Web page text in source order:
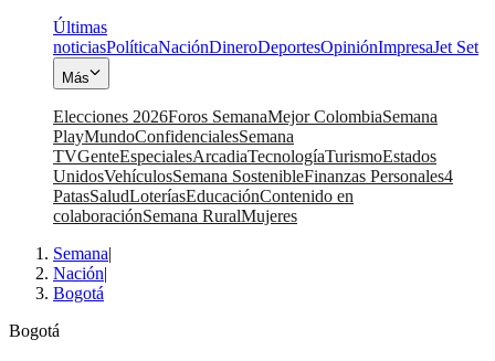
Últimas
noticiasPolíticaNaciónDineroDeportesOpiniónImpresaJet Set
Más
Elecciones 2026Foros SemanaMejor ColombiaSemana
PlayMundoConfidencialesSemana
TVGenteEspecialesArcadiaTecnologíaTurismoEstados
UnidosVehículosSemana SostenibleFinanzas Personales4
PatasSaludLoteríasEducaciónContenido en
colaboraciónSemana RuralMujeres
Semana|
Nación|
Bogotá
Bogotá